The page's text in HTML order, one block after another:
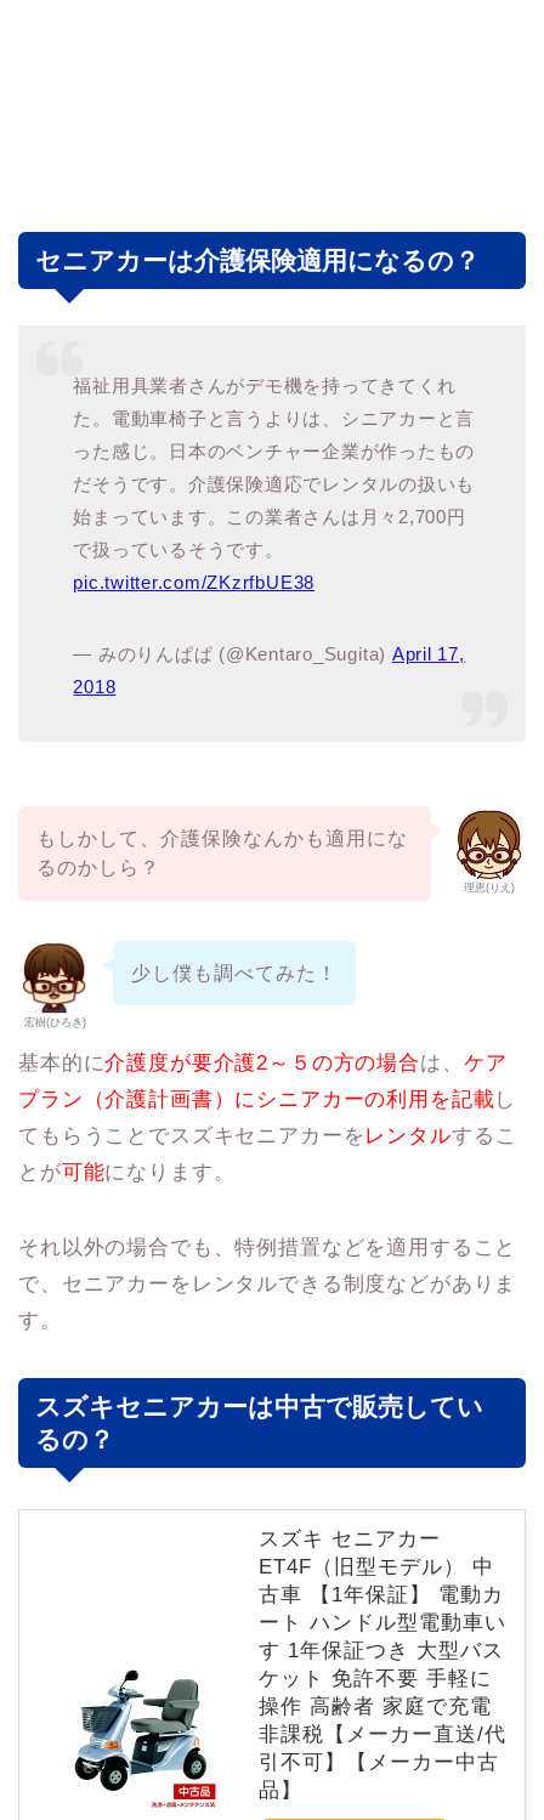
セニアカーは介護保険適用になるの？
福祉用具業者さんがデモ機を持ってきてくれ
た。電動車椅子と言うよりは、シニアカーと言
った感じ。日本のベンチャー企業が作ったもの
だそうです。介護保険適応でレンタルの扱いも
始まっています。この業者さんは月々2,700円
で扱っているそうです。
pic.twitter.com/ZKzrfbUE38
— みのりんぱぱ (@Kentaro_Sugita) April 17,
2018
理恵(りえ)
もしかして、介護保険なんかも適用にな
るのかしら？
宏樹(ひろき)
少し僕も調べてみた！
基本的に介護度が要介護2～５の方の場合は、 ケア
プラン（介護計画書）にシニアカーの利用を記載し
てもらうことでスズキセニアカーを レンタルするこ
とが可能になります。
それ以外の場合でも、特例措置などを適用すること
で、セニアカーをレンタルできる制度などがありま
す。
スズキセニアカーは中古で販売してい
るの？
スズキ セニアカー
ET4F（旧型モデル） 中
古車 【1年保証】 電動カ
ート ハンドル型電動車い
す 1年保証つき 大型バス
ケット 免許不要 手軽に
操作 高齢者 家庭で充電
非課税【メーカー直送/代
引不可】【メーカー中古
品】